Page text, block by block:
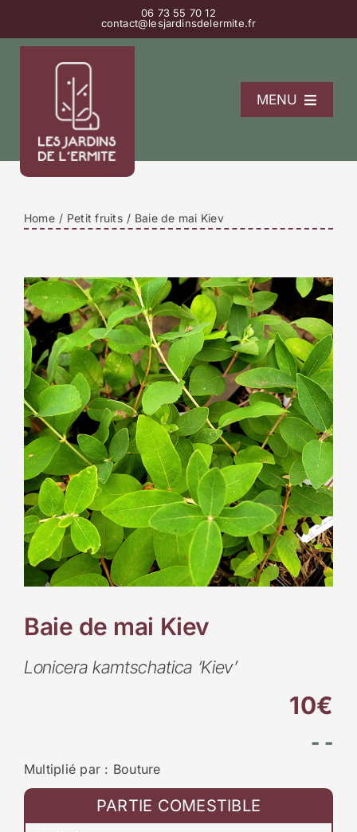
06 73 55 70 12
contact@lesjardinsdelermite.fr
MENU
La pépinière
Contact
Home Petit fruits Baie de mai Kiev
Baie de mai Kiev
Lonicera kamtschatica ‘Kiev’
10€
- -
Multiplié par : Bouture
PARTIE COMESTIBLE